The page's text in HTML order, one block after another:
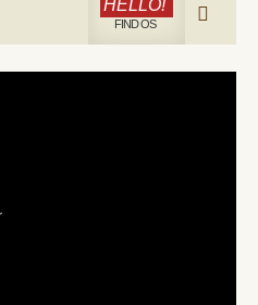
HELLO!
FIND OS